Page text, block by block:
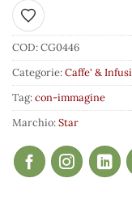
Aggiungi ai preferiti
COD:CG0446
Categorie:Caffe' & Infusi
Tag:con-immagine
Marchio:Star